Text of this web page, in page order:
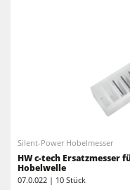
Vorschubapparate
Werkstattausrüstung
Absauggeräte &
Vorschubapparate
Silent-Power Hobelmesser
HW c-tech Ersatzmesser
Hobelwelle
07.0.022 | 10 Stück